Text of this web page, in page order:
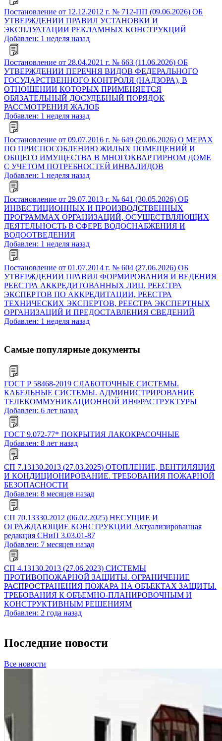
Постановление от 12.12.2012 г. № 712-ПП (09.06.2026) ОБ
УТВЕРЖДЕНИИ ПРАВИЛ УСТАНОВКИ И
ЭКСПЛУАТАЦИИ РЕКЛАМНЫХ КОНСТРУКЦИЙ
Добавлен: 1 неделя назад
Постановление от 28.04.2021 г. № 663 (11.06.2026) ОБ
УТВЕРЖДЕНИИ ПЕРЕЧНЯ ВИДОВ ФЕДЕРАЛЬНОГО
ГОСУДАРСТВЕННОГО КОНТРОЛЯ (НАДЗОРА), В
ОТНОШЕНИИ КОТОРЫХ ПРИМЕНЯЕТСЯ
ОБЯЗАТЕЛЬНЫЙ ДОСУДЕБНЫЙ ПОРЯДОК
РАССМОТРЕНИЯ ЖАЛОБ
Добавлен: 1 неделя назад
Постановление от 09.07.2016 г. № 649 (20.06.2026) О МЕРАХ
ПО ПРИСПОСОБЛЕНИЮ ЖИЛЫХ ПОМЕЩЕНИЙ И
ОБЩЕГО ИМУЩЕСТВА В МНОГОКВАРТИРНОМ ДОМЕ
С УЧЕТОМ ПОТРЕБНОСТЕЙ ИНВАЛИДОВ
Добавлен: 1 неделя назад
Постановление от 29.07.2013 г. № 641 (30.05.2026) ОБ
ИНВЕСТИЦИОННЫХ И ПРОИЗВОДСТВЕННЫХ
ПРОГРАММАХ ОРГАНИЗАЦИЙ, ОСУЩЕСТВЛЯЮЩИХ
ДЕЯТЕЛЬНОСТЬ В СФЕРЕ ВОДОСНАБЖЕНИЯ И
ВОДООТВЕДЕНИЯ
Добавлен: 1 неделя назад
Постановление от 01.07.2014 г. № 604 (27.06.2026) ОБ
УТВЕРЖДЕНИИ ПРАВИЛ ФОРМИРОВАНИЯ И ВЕДЕНИЯ
РЕЕСТРА АККРЕДИТОВАННЫХ ЛИЦ, РЕЕСТРА
ЭКСПЕРТОВ ПО АККРЕДИТАЦИИ, РЕЕСТРА
ТЕХНИЧЕСКИХ ЭКСПЕРТОВ, РЕЕСТРА ЭКСПЕРТНЫХ
ОРГАНИЗАЦИЙ И ПРЕДОСТАВЛЕНИЯ СВЕДЕНИЙ
Добавлен: 1 неделя назад
Самые популярные документы
ГОСТ Р 58468-2019 СЛАБОТОЧНЫЕ СИСТЕМЫ.
КАБЕЛЬНЫЕ СИСТЕМЫ. АДМИНИСТРИРОВАНИЕ
ТЕЛЕКОММУНИКАЦИОННОЙ ИНФРАСТРУКТУРЫ
Добавлен: 6 лет назад
ГОСТ 9.072-77* ПОКРЫТИЯ ЛАКОКРАСОЧНЫЕ
Добавлен: 8 лет назад
СП 7.13130.2013 (27.03.2025) ОТОПЛЕНИЕ, ВЕНТИЛЯЦИЯ
И КОНДИЦИОНИРОВАНИЕ. ТРЕБОВАНИЯ ПОЖАРНОЙ
БЕЗОПАСНОСТИ
Добавлен: 8 месяцев назад
СП 70.13330.2012 (06.02.2025) НЕСУЩИЕ И
ОГРАЖДАЮЩИЕ КОНСТРУКЦИИ Актуализированная
редакция СНиП 3.03.01-87
Добавлен: 7 месяцев назад
СП 4.13130.2013 (27.06.2023) СИСТЕМЫ
ПРОТИВОПОЖАРНОЙ ЗАЩИТЫ. ОГРАНИЧЕНИЕ
РАСПРОСТРАНЕНИЯ ПОЖАРА НА ОБЪЕКТАХ ЗАЩИТЫ.
ТРЕБОВАНИЯ К ОБЪЕМНО-ПЛАНИРОВОЧНЫМ И
КОНСТРУКТИВНЫМ РЕШЕНИЯМ
Добавлен: 2 года назад
Последние новости
Все новости